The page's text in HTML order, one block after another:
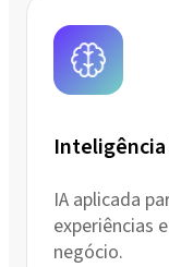
IA aplicada
experiências
negócio.